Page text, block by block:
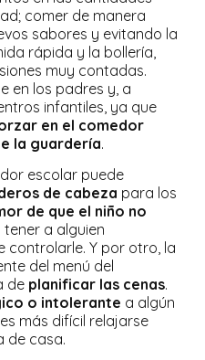
comer de manera
sabores y evitando la
rápida y la bollería,
muy contadas.
en los padres y, a
infantiles, ya que
en el comedor
la guardería.
escolar puede
de cabeza para los
de que el niño no
tener a alguien
controlarle. Y por otro, la
del menú del
de planificar las cenas.
o intolerante a algún
más difícil relajarse
de casa.